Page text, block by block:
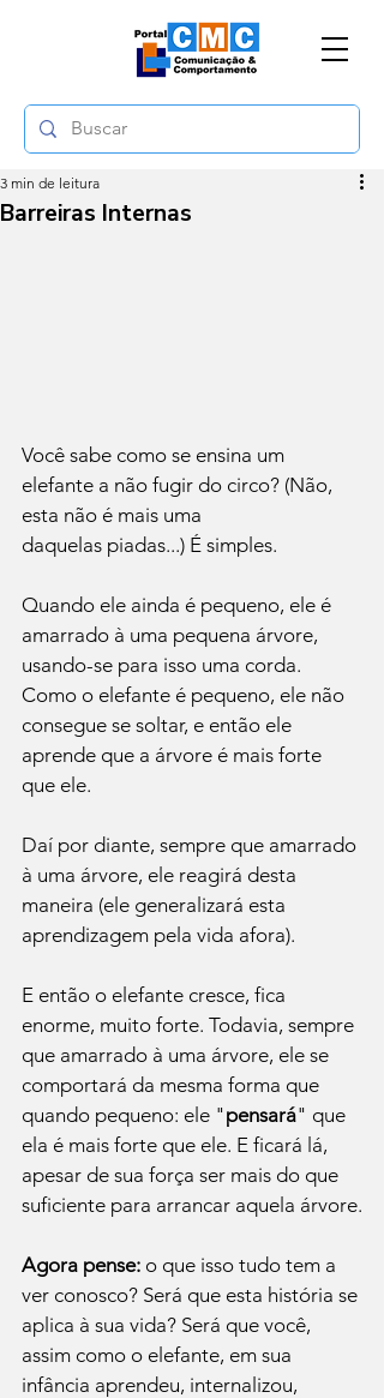
Barreiras Internas
3 min de leitura
Você sabe como se ensina um
elefante a não fugir do circo? (Não,
esta não é mais uma
daquelas piadas...) É simples.
Quando ele ainda é pequeno, ele é
amarrado à uma pequena árvore,
usando-se para isso uma corda.
Como o elefante é pequeno, ele não
consegue se soltar, e então ele
aprende que a árvore é mais forte
que ele.
Daí por diante, sempre que amarrado
à uma árvore, ele reagirá desta
maneira (ele generalizará esta
aprendizagem pela vida afora).
E então o elefante cresce, fica
enorme, muito forte. Todavia, sempre
que amarrado à uma árvore, ele se
comportará da mesma forma que
quando pequeno: ele "pensará" que
ela é mais forte que ele. E ficará lá,
apesar de sua força ser mais do que
suficiente para arrancar aquela árvore.
Agora pense: o que isso tudo tem a
ver conosco? Será que esta história se
aplica à sua vida? Será que você,
assim como o elefante, em sua
infância aprendeu, internalizou,